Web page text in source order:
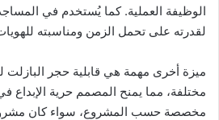
الوظيفة العملية. كما يُستخدم في المساجد
لقدرته على تحمل الزمن ومناسبته
ميزة أخرى مهمة هي قابلية حجر البازلت
مختلفة، مما يمنح المصمم حرية الإبداع
مخصصة حسب المشروع، سواء كان مشروعًا